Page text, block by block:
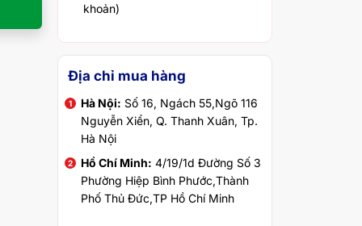
khoản)
Địa chỉ mua hàng
Hà Nội: Số 16, Ngách 55,Ngõ 116
Nguyễn Xiển, Q. Thanh Xuân, Tp.
Hà Nội
Hồ Chí Minh: 4/19/1d Đường Số 3
Phường Hiệp Bình Phước,Thành
Phố Thủ Đức,TP Hồ Chí Minh